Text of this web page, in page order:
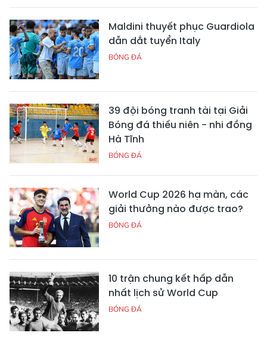
Maldini thuyết phục Guardiola
dẫn dắt tuyển Italy
BÓNG ĐÁ
39 đội bóng tranh tài tại Giải
Bóng đá thiếu niên - nhi đồng
Hà Tĩnh
BÓNG ĐÁ
World Cup 2026 hạ màn, các
giải thưởng nào được trao?
BÓNG ĐÁ
10 trận chung kết hấp dẫn
nhất lịch sử World Cup
BÓNG ĐÁ